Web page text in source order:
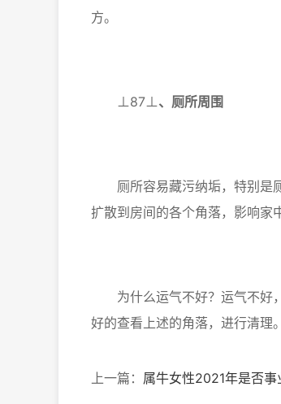
方。
⊥87⊥、 厕所周围
厕所容易藏污纳垢，特别是厕
扩散到房间的各个角落，影响家
为什么运气不好？运气不好，
好的查看上述的角落，进行清理。
上一篇： 属牛女性2021年是否